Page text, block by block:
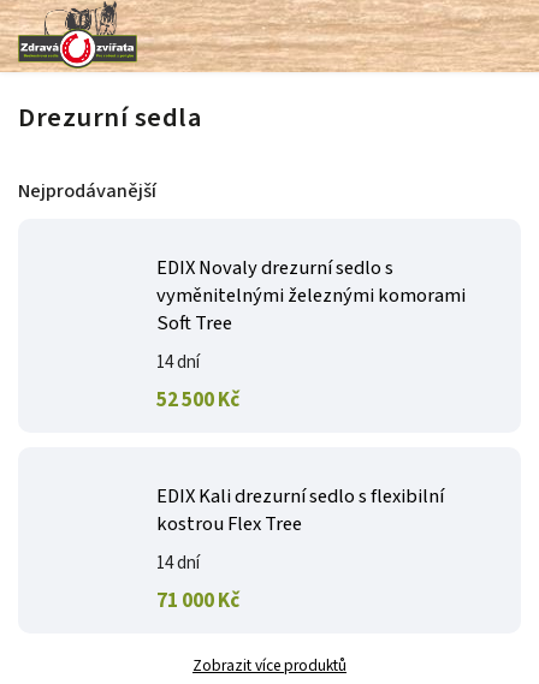
Drezurní sedla
Nejprodávanější
EDIX Novaly drezurní sedlo s
vyměnitelnými železnými komorami
Soft Tree
14 dní
52 500 Kč
EDIX Kali drezurní sedlo s flexibilní
kostrou Flex Tree
14 dní
71 000 Kč
Zobrazit více produktů